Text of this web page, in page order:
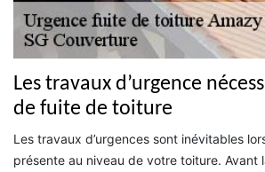
Les travaux d’urgence
de fuite de toiture
Les travaux d’urgences sont inévitables
présente au niveau de votre toiture. Avant